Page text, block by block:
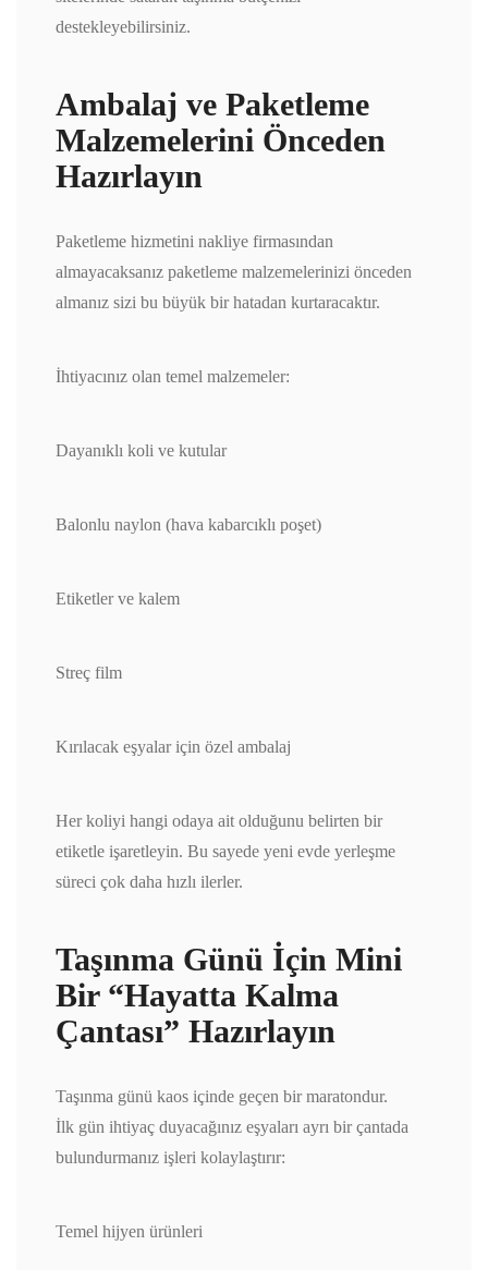
destekleyebilirsiniz.
Ambalaj ve Paketleme
Malzemelerini Önceden
Hazırlayın
Paketleme hizmetini nakliye firmasından
almayacaksanız paketleme malzemelerinizi önceden
almanız sizi bu büyük bir hatadan kurtaracaktır.
İhtiyacınız olan temel malzemeler:
Dayanıklı koli ve kutular
Balonlu naylon (hava kabarcıklı poşet)
Etiketler ve kalem
Streç film
Kırılacak eşyalar için özel ambalaj
Her koliyi hangi odaya ait olduğunu belirten bir
etiketle işaretleyin. Bu sayede yeni evde yerleşme
süreci çok daha hızlı ilerler.
Taşınma Günü İçin Mini
Bir “Hayatta Kalma
Çantası” Hazırlayın
Taşınma günü kaos içinde geçen bir maratondur.
İlk gün ihtiyaç duyacağınız eşyaları ayrı bir çantada
bulundurmanız işleri kolaylaştırır:
Temel hijyen ürünleri